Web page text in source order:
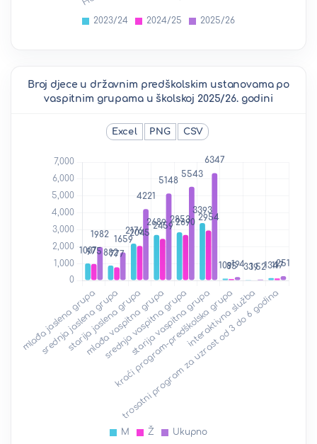
Broj djece u državnim predškolskim ustanovama po
vaspitnim grupama u školskoj 2025/26. godini
Excel PNG CSV